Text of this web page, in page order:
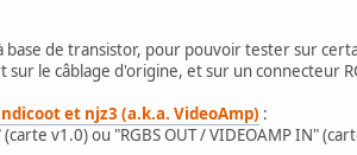
base de transistor, pour pouvoir tester sur
sur le câblage d'origine, et sur un connecteur
et njz3 (a.k.a. VideoAmp) :
v1.0) ou "RGBS OUT / VIDEOAMP IN"